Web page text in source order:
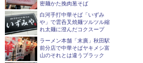
密麺かた挽肉葱そば
白河手打中華そば「いずみ
や」で雲呑叉焼麺ツルツル縮
れ太麺に澄んだコクスープ
ラーメン本舗「末廣」秋田駅
前分店で中華そばヤキメシ富
山のそれとは違うブラック